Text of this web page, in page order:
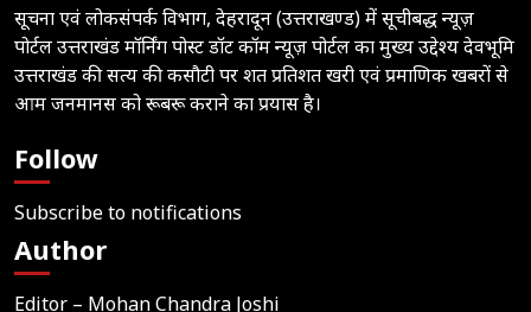
सूचना एवं लोकसंपर्क विभाग, देहरादून (उत्तराखण्ड) में सूचीबद्ध न्यूज़
पोर्टल उत्तराखंड मॉर्निंग पोस्ट डॉट कॉम न्यूज़ पोर्टल का मुख्य उद्देश्य देवभूमि
उत्तराखंड की सत्य की कसौटी पर शत प्रतिशत खरी एवं प्रमाणिक खबरों से
आम जनमानस को रूबरू कराने का प्रयास है।
Follow
Subscribe to notifications
Author
Editor – Mohan Chandra Joshi